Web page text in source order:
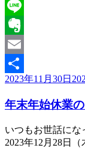
Twitter
Line
Evernote
Email
共
有
投
日:
2023年11月30日
年末年始休業
いつもお世話にな
2023年12月28日